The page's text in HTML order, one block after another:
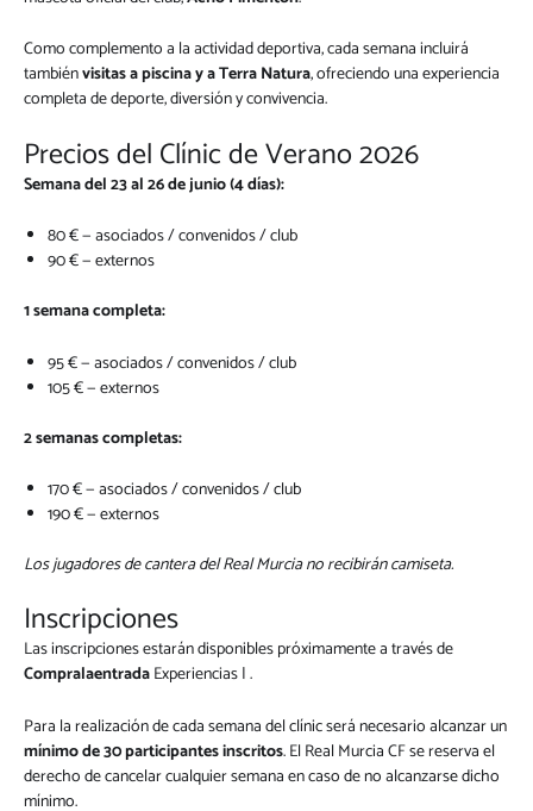
Como complemento a la actividad deportiva, cada semana incluirá
tambiénvisitas a piscina y a Terra Natura, ofreciendo una experiencia
completa de deporte, diversión y convivencia.
Precios del Clínic de Verano 2026
Semana del 23 al 26 de junio (4 días):
80 € — asociados / convenidos / club
90 € — externos
1 semana completa:
95 € — asociados / convenidos / club
105 € — externos
2 semanas completas:
170 € — asociados / convenidos / club
190 € — externos
Los jugadores de cantera del Real Murcia no recibirán camiseta.
Inscripciones
Las inscripciones estarán disponibles próximamente a través de
CompralaentradaExperiencias | .
Para la realización de cada semana del clínic será necesario alcanzar un
mínimo de 30 participantes inscritos. El Real Murcia CF se reserva el
derecho de cancelar cualquier semana en caso de no alcanzarse dicho
mínimo.